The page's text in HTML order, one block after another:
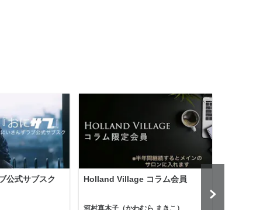
公式サブスク
Holland Village コラム会員
河村真木子（かわむら まきこ）